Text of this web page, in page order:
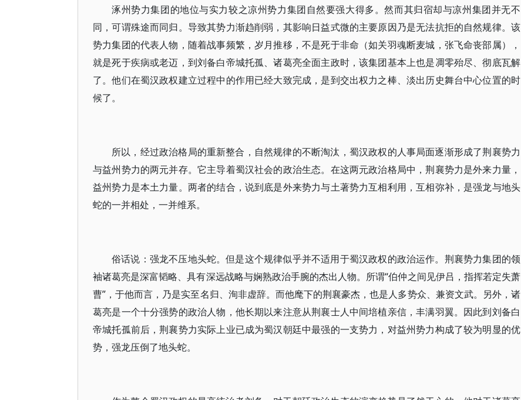
涿州势力集团的地位与实力较之凉州势力集团自然要强大得多。然而其归宿却与凉州集团并无不
同，可谓殊途而同归。导致其势力渐趋削弱，其影响日益式微的主要原因乃是无法抗拒的自然规律。该
势力集团的代表人物，随着战事频繁，岁月推移，不是死于非命（如关羽魂断麦城，张飞命丧部属），
就是死于疾病或老迈，到刘备白帝城托孤、诸葛亮全面主政时，该集团基本上也是凋零殆尽、彻底瓦解
了。他们在蜀汉政权建立过程中的作用已经大致完成，是到交出权力之棒、淡出历史舞台中心位置的时
候了。
所以，经过政治格局的重新整合，自然规律的不断淘汰，蜀汉政权的人事局面逐渐形成了荆襄势力
与益州势力的两元并存。它主导着蜀汉社会的政治生态。在这两元政治格局中，荆襄势力是外来力量，
益州势力是本土力量。两者的结合，说到底是外来势力与土著势力互相利用，互相弥补，是强龙与地头
蛇的一并相处，一并维系。
俗话说：强龙不压地头蛇。但是这个规律似乎并不适用于蜀汉政权的政治运作。荆襄势力集团的领
袖诸葛亮是深富韬略、具有深远战略与娴熟政治手腕的杰出人物。所谓“伯仲之间见伊吕，指挥若定失萧
曹”，于他而言，乃是实至名归、洵非虚辞。而他麾下的荆襄豪杰，也是人多势众、兼资文武。另外，诸
葛亮是一个十分强势的政治人物，他长期以来注意从荆襄士人中间培植亲信，丰满羽翼。因此到刘备白
帝城托孤前后，荆襄势力实际上业已成为蜀汉朝廷中最强的一支势力，对益州势力构成了较为明显的优
势，强龙压倒了地头蛇。